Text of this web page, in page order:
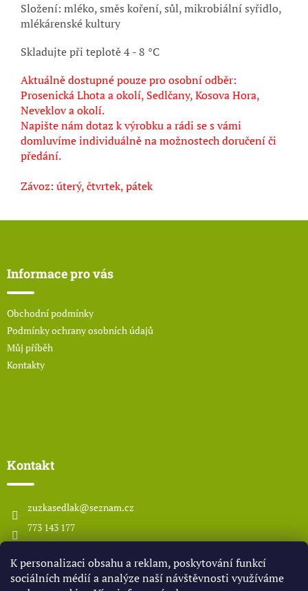
K personalizaci obsahu a reklam, poskytování funkcí
sociálních médií a analýze naší návštěvnosti využíváme
Složení: mléko, směs koření, sůl, mikrobiální syřidlo,
mlékárenské kultury
Skladujte při teplotě 4 - 8 °C
Aktuálně dostupné pouze pro osobní odběr:
Prosenická Lhota a okolí, Sedlčany, Kosova Hora,
Neveklov a okolí.
Napište nám dotaz k výrobku a rádi se s vámi
domluvíme individuálně na možnostech doručení či
předání.
Závoz: úterý, čtvrtek, pátek
Informace pro vás
Obchodní podmínky
Podmínky ochrany osobních údajů
Můj příběh
Kontakty
Kontakt
zuzkasedlak@seznam.cz
773 143 177
odsedlaka